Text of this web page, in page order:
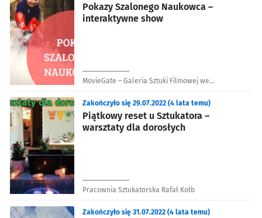
Pokazy Szalonego Naukowca –
interaktywne show
MovieGate – Galeria Sztuki Filmowej we
Piątkowy reset u Sztukatora –
warsztaty dla dorosłych
Zakończyło się 29.07.2022 (4 lata temu)
Pracownia Sztukatorska Rafał Kołb
Zakończyło się 31.07.2022 (4 lata temu)